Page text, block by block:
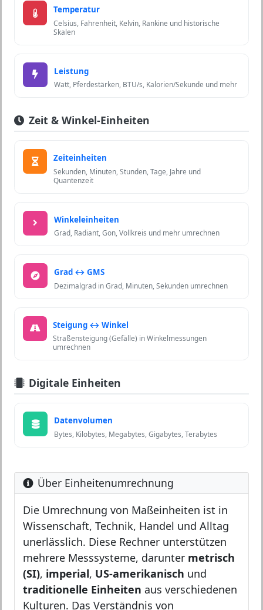
Temperatur
Celsius, Fahrenheit, Kelvin, Rankine und historische
Skalen
Leistung
Watt, Pferdestärken, BTU/s, Kalorien/Sekunde und mehr
Zeit & Winkel-Einheiten
Zeiteinheiten
Sekunden, Minuten, Stunden, Tage, Jahre und
Quantenzeit
Winkeleinheiten
Grad, Radiant, Gon, Vollkreis und mehr umrechnen
Grad ↔ GMS
Dezimalgrad in Grad, Minuten, Sekunden umrechnen
Steigung ↔ Winkel
Straßensteigung (Gefälle) in Winkelmessungen
umrechnen
Digitale Einheiten
Datenvolumen
Bytes, Kilobytes, Megabytes, Gigabytes, Terabytes
Über Einheitenumrechnung
Die Umrechnung von Maßeinheiten ist in
Wissenschaft, Technik, Handel und Alltag
unerlässlich. Diese Rechner unterstützen
mehrere Messsysteme, darunter metrisch
(SI), imperial, US-amerikanisch und
traditionelle Einheiten aus verschiedenen
Kulturen. Das Verständnis von